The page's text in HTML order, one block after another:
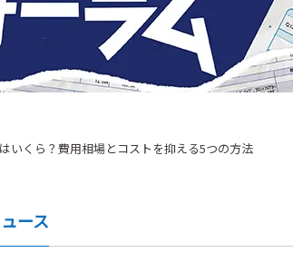
いくら？費用相場とコストを抑える5つの方法
ース